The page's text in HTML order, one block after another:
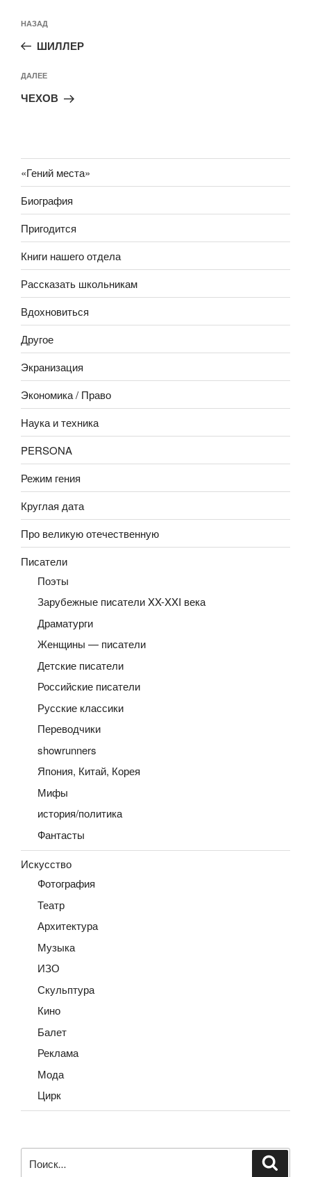
по
записям
Предыдущая
запись:
НАЗАД
ШИЛЛЕР
Следующая
запись
ДАЛЕЕ
ЧЕХОВ
«Гений места»
Биография
Пригодится
Книги нашего отдела
Рассказать школьникам
Вдохновиться
Другое
Экранизация
Экономика / Право
Наука и техника
PERSONA
Режим гения
Круглая дата
Про великую отечественную
Писатели
Поэты
Зарубежные писатели XX-XXI века
Драматурги
Женщины — писатели
Детские писатели
Российские писатели
Русские классики
Переводчики
showrunners
Япония, Китай, Корея
Мифы
история/политика
Фантасты
Искусство
Фотография
Театр
Архитектура
Музыка
ИЗО
Скульптура
Кино
Балет
Реклама
Мода
Цирк